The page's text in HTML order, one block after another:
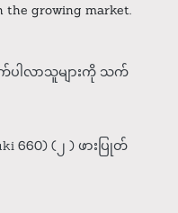
the growing market.
က်ပါလာသူများကို သက်
660) (၂ ) ဖားပြုတ်